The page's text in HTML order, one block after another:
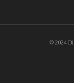
© 2024